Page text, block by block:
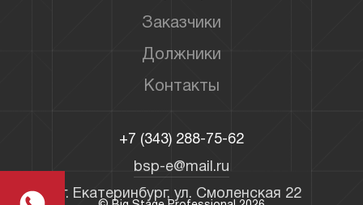
Заказчики
Должники
Контакты
+7 (343) 288-75-62
bsp-e@mail.ru
г. Екатеринбург, ул. Смоленская 22